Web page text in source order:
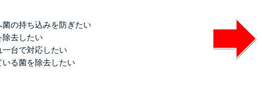
の持ち込みを防ぎたい
除去したい
台で対応したい
る菌を除去したい